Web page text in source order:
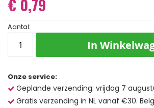
afbeeldingen-
gallerij
Aantal:
In
Onze service:
Geplande verzending: vrijdag 7
Gratis verzending in NL vanaf €30.